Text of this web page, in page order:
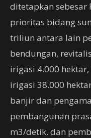
ditetapkan sebesar
prioritas bidang
triliun antara lain
bendungan,
irigasi 4.000
irigasi 38.000
banjir dan
pembangunan
m3/detik, dan